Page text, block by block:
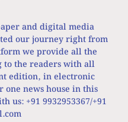
and digital media
our journey right from
we provide all the
to the readers with all
edition, in electronic
news house in this
us: +91 9932953367/+91